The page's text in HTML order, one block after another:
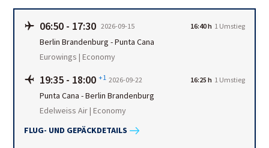
06:50 - 17:30 2026-09-15 16:40 h 1 Umstieg
Berlin Brandenburg -Punta Cana
Eurowings | Economy
19:35 - 18:00 +1 2026-09-22 16:25 h 1 Umstieg
Punta Cana -Berlin Brandenburg
Edelweiss Air | Economy
FLUG- UND GEPÄCKDETAILS